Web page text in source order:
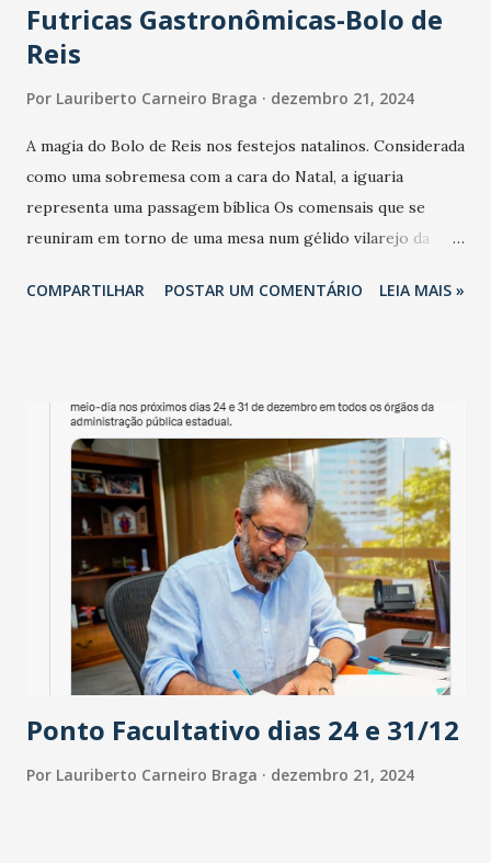
Futricas Gastronômicas-Bolo de
Reis
Por Lauriberto Carneiro Braga dezembro 21, 2024
A magia do Bolo de Reis nos festejos natalinos. Considerada
como uma sobremesa com a cara do Natal, a iguaria
representa uma passagem bíblica Os comensais que se
reuniram em torno de uma mesa num gélido vilarejo da
avidez todas as iguarias postas em mesa durante a
nas várias cenas hipnóticas da clássica película A Festa de
Babette. No emblemático filme, um bolo de frutas
cristalizadas surgia em meio ao tilintar dos talheres, taças
e braços à espera da iguaria que fecha o evento
gastronômico, forma como toda sobremesa deve
acontecer: celebrando uma ocasião. Para os chefes,
culinaristas e gastrônomos, é este efeito que as
sobremesas devem provocar. O pós-pasto como desfecho
das emoções que transcorrem durante o desfrute de uma
mesa bem posta de iguarias incríveis. A so...
COMPARTILHAR POSTAR UM COMENTÁRIO LEIA MAIS »
Ponto Facultativo dias 24 e 31/12
Por Lauriberto Carneiro Braga dezembro 21, 2024